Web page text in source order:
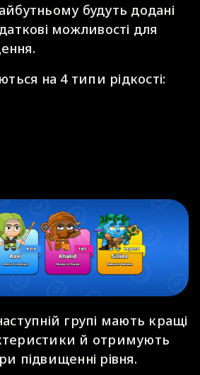
будуть додані
можливості для
на 4 типи рідкості:
групі мають кращі
й отримують
підвищенні рівня.